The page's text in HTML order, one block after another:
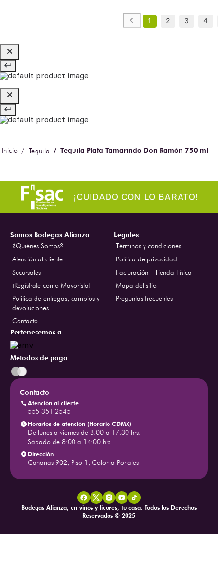
1 2 3 4
Tequila Tequila Plata Tamarindo Don Ramón 750 ml
Somos Bodegas Alianza
¿Quiénes Somos?
Atención al cliente
Sucursales
¡Regístrate como Mayorista!
Politica de entregas, cambios y
devoluciones
Contacto
Legales
Términos y condiciones
Política de privacidad
Facturación - Tienda Física
Mapa del sitio
Preguntas frecuentes
Pertenecemos a
Métodos de pago
Contacto
Atención al cliente
555 351 2545
Horarios de atención (Horario CDMX)
De lunes a viernes de 8:00 a 17:30 hrs.
Sábado de 8:00 a 14:00 hrs.
Dirección
Canarias 902, Piso 1, Colonia Portales
Bodegas Alianza, en vinos y licores, tu casa. Todos los Derechos
Reservados © 2025